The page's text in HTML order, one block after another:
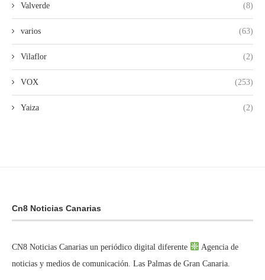
Valverde (8)
varios (63)
Vilaflor (2)
VOX (253)
Yaiza (2)
Cn8 Noticias Canarias
CN8 Noticias Canarias un periódico digital diferente
Agencia de
noticias y medios de comunicación. Las Palmas de Gran Canaria.